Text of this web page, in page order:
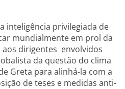
inteligência privilegiada de
mundialmente em prol da
aos dirigentes envolvidos
da questão do clima
Greta para alinhá-la com a
de teses e medidas anti-